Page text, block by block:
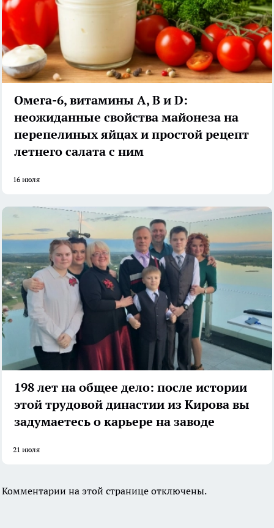
Омега-6, витамины А, В и D:
неожиданные свойства майонеза на
перепелиных яйцах и простой рецепт
летнего салата с ним
16 июля
198 лет на общее дело: после истории
этой трудовой династии из Кирова вы
задумаетесь о карьере на заводе
21 июля
Комментарии на этой странице отключены.